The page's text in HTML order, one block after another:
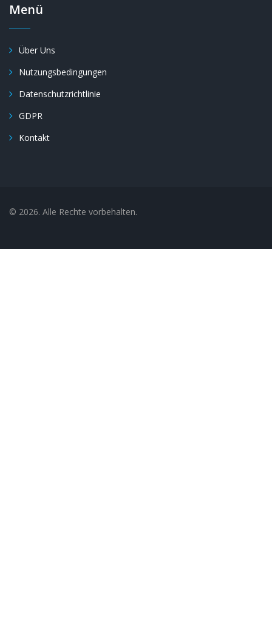
Menü
Über Uns
Nutzungsbedingungen
Datenschutzrichtlinie
GDPR
Kontakt
© 2026. Alle Rechte vorbehalten.